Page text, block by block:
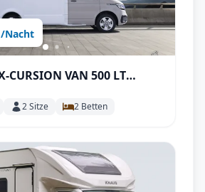
/Nacht
CURSION VAN 500 LT
Automatik
2Sitze 2 Betten